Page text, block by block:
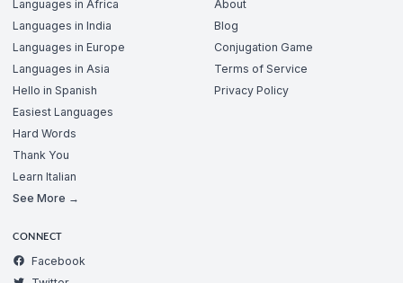
Languages in Africa
Languages in India
Languages in Europe
Languages in Asia
Hello in Spanish
Easiest Languages
Hard Words
Thank You
Learn Italian
See More →
About
Blog
Conjugation Game
Terms of Service
Privacy Policy
CONNECT
Facebook